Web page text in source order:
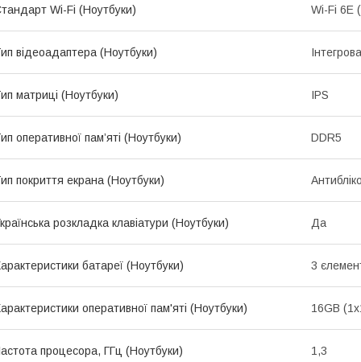
Wi-Fi (Ноутбуки) Wi-Fi 6E
відеоадаптера (Ноутбуки)
матриці (Ноутбуки) IPS
оперативної пам’яті (Ноутбуки) DDR5
покриття екрана (Ноутбуки)
розкладка клавіатури (Ноутбуки) Да
батареї (Ноутбуки) 3
оперативної пам'яті (Ноутбуки) 16GB
процесора, ГГц (Ноутбуки) 1,3